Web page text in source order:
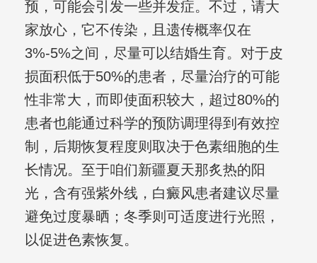
预，可能会引发一些并发症。不过，请大
家放心，它不传染，且遗传概率仅在
3%-5%之间，尽量可以结婚生育。对于皮
损面积低于50%的患者，尽量治疗的可能
性非常大，而即使面积较大，超过80%的
患者也能通过科学的预防调理得到有效控
制，后期恢复程度则取决于色素细胞的生
长情况。至于咱们新疆夏天那炙热的阳
光，含有强紫外线，白癜风患者建议尽量
避免过度暴晒；冬季则可适度进行光照，
以促进色素恢复。